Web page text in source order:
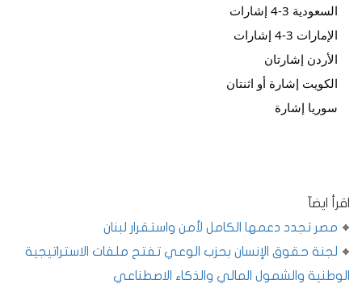
السعودية 3-4 إشارات
الإمارات 3-4 إشارات
الأردن إشارتان
الكويت إشارة أو اثنتان
سوريا إشارة
اقرأ ايضآ
مصر تجدد دعمها الكامل لأمن واستقرار لبنان
لجنة حقوق الإنسان بحزب الوعي تفتح ملفات الاستراتيجية
الوطنية والشمول المالي والذكاء الاصطناعي